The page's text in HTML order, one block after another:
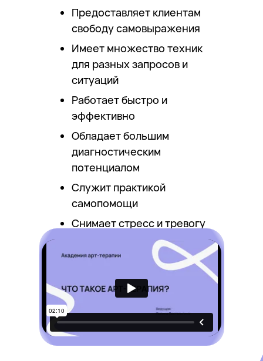
Предоставляет клиентам
свободу самовыражения
Имеет множество техник
для разных запросов и
ситуаций
Работает быстро и
эффективно
Обладает большим
диагностическим
потенциалом
Служит практикой
самопомощи
Снимает стресс и тревогу